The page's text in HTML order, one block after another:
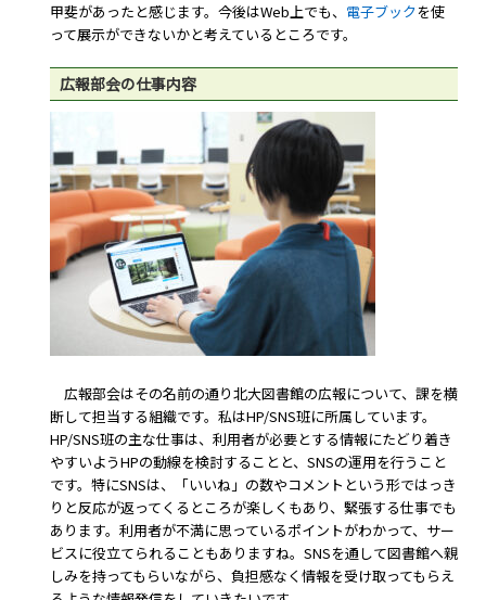
甲斐があったと感じます。今後はWeb上でも、 電子ブックを使
って展示ができないかと考えているところです。
広報部会の仕事内容
広報部会はその名前の通り北大図書館の広報について、課を横
断して担当する組織です。私はHP/SNS班に所属しています。
HP/SNS班の主な仕事は、利用者が必要とする情報にたどり着き
やすいようHPの動線を検討することと、SNSの運用を行うこと
です。特にSNSは、「いいね」の数やコメントという形ではっき
りと反応が返ってくるところが楽しくもあり、緊張する仕事でも
あります。利用者が不満に思っているポイントがわかって、サー
ビスに役立てられることもありますね。SNSを通して図書館へ親
しみを持ってもらいながら、負担感なく情報を受け取ってもらえ